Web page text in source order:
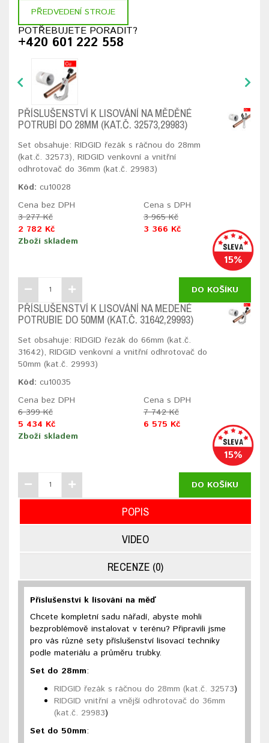
PŘEDVEDENÍ STROJE
POTŘEBUJETE PORADIT?
+420 601 222 558
PŘÍSLUŠENSTVÍ K LISOVÁNÍ NA MĚDĚNÉ
POTRUBÍ DO 28MM (KAT.Č. 32573,29983)
Set obsahuje: RIDGID řezák s ráčnou do 28mm
(kat.č. 32573), RIDGID venkovní a vnitřní
odhrotovač do 36mm (kat.č. 29983)
Kód: cu10028
Cena bez DPH
3 277 Kč
2 782 Kč
Cena s DPH
3 965 Kč
3 366 Kč
Zboží skladem
15%
DO KOŠÍKU
PŘÍSLUŠENSTVÍ K LISOVÁNÍ NA MEDENÉ
POTRUBIE DO 50MM (KAT.Č. 31642,29993)
Set obsahuje: RIDGID řezák do 66mm (kat.č.
31642), RIDGID venkovní a vnitřní odhrotovač do
50mm (kat.č. 29993)
Kód: cu10035
Cena bez DPH
6 399 Kč
5 434 Kč
Cena s DPH
7 742 Kč
6 575 Kč
Zboží skladem
15%
DO KOŠÍKU
POPIS
VIDEO
RECENZE (0)
Příslušenství k lisování na měď
Chcete kompletní sadu nářadí, abyste mohli
bezproblémově instalovat v terénu? Připravili jsme
pro vás různé sety příslušenství lisovací techniky
podle materiálu a průměru trubky.
Set do 28mm:
RIDGID řezák s ráčnou do 28mm (kat.č. 32573)
RIDGID vnitřní a vnější odhrotovač do 36mm
(kat.č. 29983)
Set do 50mm: